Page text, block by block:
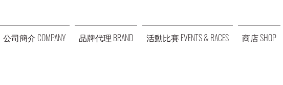
公司簡介 COMPANY 品牌代理 BRAND 活動比賽 EVENTS & RACES 商店 SHOP